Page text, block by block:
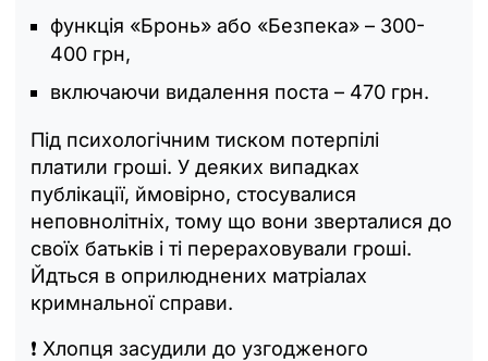
функція «Бронь» або «Безпека» – 300-
400 грн,
включаючи видалення поста – 470 грн.
Під психологічним тиском потерпілі
платили гроші. У деяких випадках
публікації, ймовірно, стосувалися
неповнолітніх, тому що вони зверталися до
своїх батьків і ті перераховували гроші.
Йдться в оприлюднених матріалах
кримнальної справи.
❗️ Хлопця засудили до узгодженого